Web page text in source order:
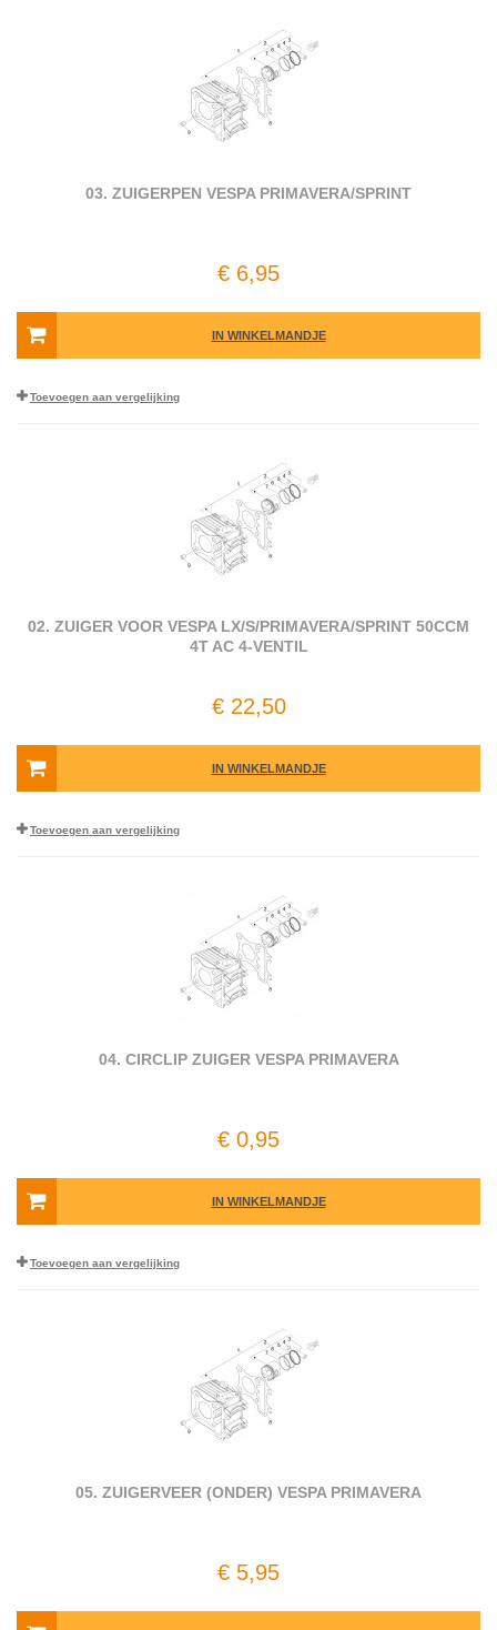
03. ZUIGERPEN VESPA PRIMAVERA/SPRINT
€ 6,95
IN WINKELMANDJE
Toevoegen aan vergelijking
02. ZUIGER VOOR VESPA LX/​S/​PRIMAVERA/​SPRINT 50CCM
4T AC 4-VENTIL
€ 22,50
IN WINKELMANDJE
Toevoegen aan vergelijking
04. CIRCLIP ZUIGER VESPA PRIMAVERA
€ 0,95
IN WINKELMANDJE
Toevoegen aan vergelijking
05. ZUIGERVEER (ONDER) VESPA PRIMAVERA
€ 5,95